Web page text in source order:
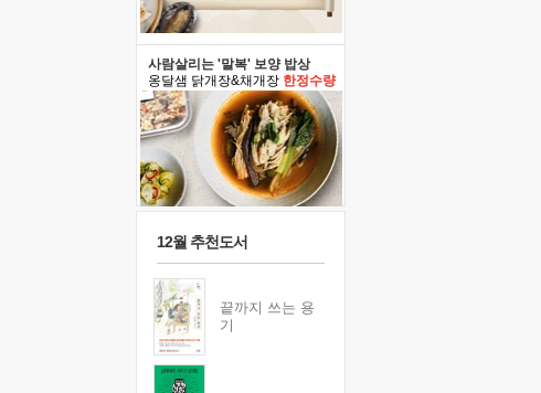
사람살리는 '말복' 보양 밥상
옹달샘 닭개장&채개장 한정수량
12월 추천도서
끝까지 쓰는 용
기